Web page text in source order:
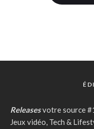
Releasesvotre source
Jeux vidéo, Tech &